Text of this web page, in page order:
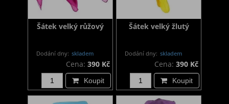
Šátek velký růžový
Dodání dny: skladem
Cena: 390 Kč
Koupit
Šátek velký žlutý
Dodání dny: skladem
Cena: 390 Kč
Koupit